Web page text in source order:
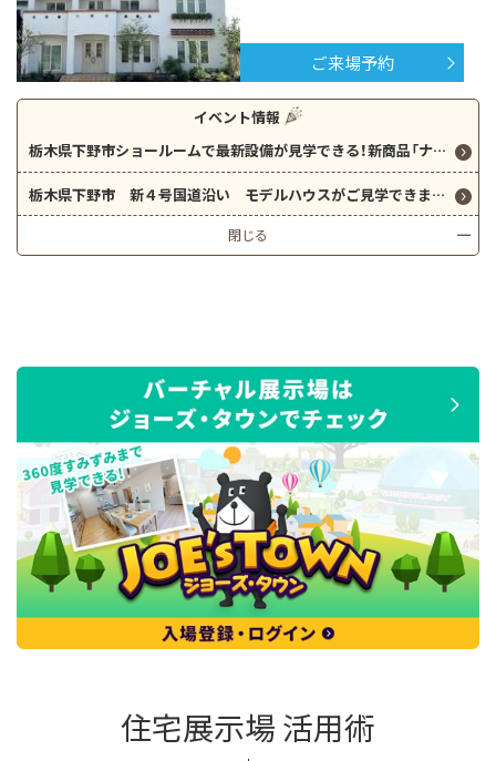
ご来場予約
イベント情報
栃木県下野市ショールームで最新設備が見学できる！新商品「ナチュリア」の住宅設備【シャーリーシリーズ】が登場！
栃木県下野市 新４号国道沿い モデルハウスがご見学できます。
閉じる
住宅展示場 活用術